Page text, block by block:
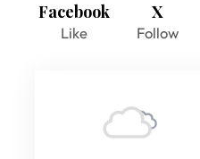
Facebook
Like
X
Follow